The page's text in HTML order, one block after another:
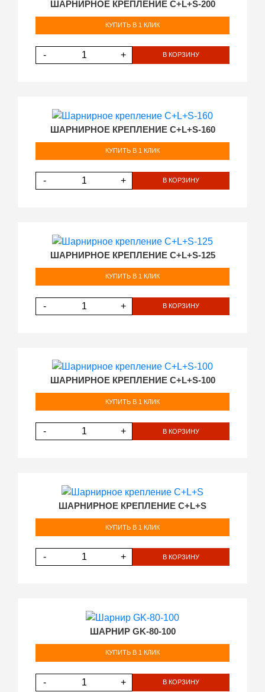
ШАРНИРНОЕ КРЕПЛЕНИЕ C+L+S-200
КУПИТЬ В 1 КЛИК
- + В КОРЗИНУ
ШАРНИРНОЕ КРЕПЛЕНИЕ C+L+S-160
КУПИТЬ В 1 КЛИК
- + В КОРЗИНУ
ШАРНИРНОЕ КРЕПЛЕНИЕ C+L+S-125
КУПИТЬ В 1 КЛИК
- + В КОРЗИНУ
ШАРНИРНОЕ КРЕПЛЕНИЕ C+L+S-100
КУПИТЬ В 1 КЛИК
- + В КОРЗИНУ
ШАРНИРНОЕ КРЕПЛЕНИЕ C+L+S
КУПИТЬ В 1 КЛИК
- + В КОРЗИНУ
ШАРНИР GK-80-100
КУПИТЬ В 1 КЛИК
- + В КОРЗИНУ